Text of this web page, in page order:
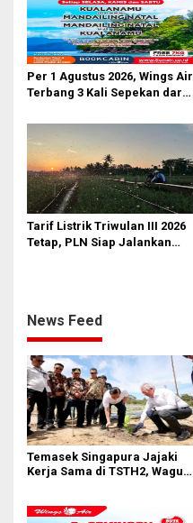
Per 1 Agustus 2026, Wings Air
Terbang 3 Kali Sepekan dari
Tarif Listrik Triwulan III 2026
Tetap, PLN Siap Jalankan
News Feed
Temasek Singapura Jajaki
Kerja Sama di TSTH2, Wagub
Bioekonomi Tropis